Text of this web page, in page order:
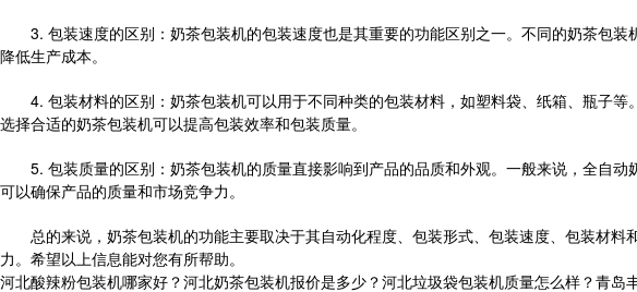
3. 包装速度的区别：奶茶包装机的包装速度也是其重要的功能区别之一。不同的奶茶包装
降低生产成本。
4. 包装材料的区别：奶茶包装机可以用于不同种类的包装材料，如塑料袋、纸箱、瓶子等
选择合适的奶茶包装机可以提高包装效率和包装质量。
5. 包装质量的区别：奶茶包装机的质量直接影响到产品的品质和外观。一般来说，全自动
可以确保产品的质量和市场竞争力。
总的来说，奶茶包装机的功能主要取决于其自动化程度、包装形式、包装速度、包装材料
力。希望以上信息能对您有所帮助。
河北酸辣粉包装机哪家好？河北奶茶包装机报价是多少？河北垃圾袋包装机质量怎么样？青